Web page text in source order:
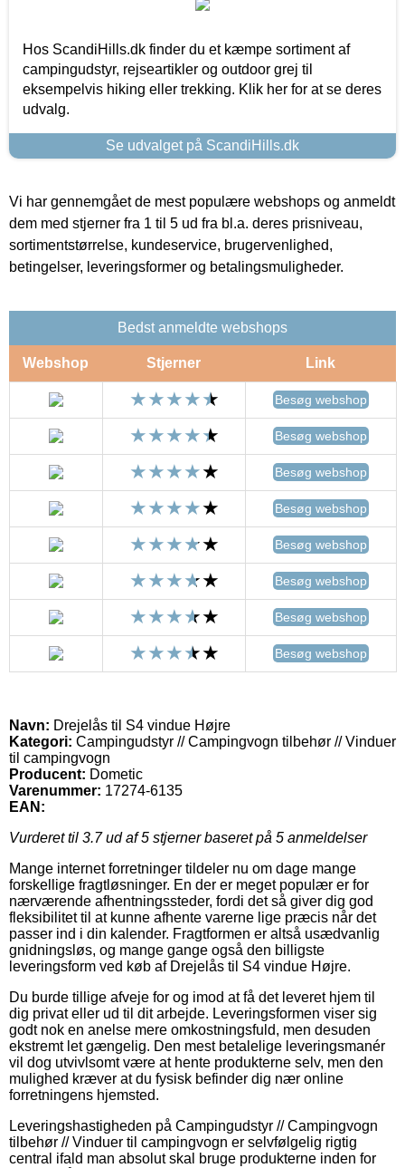
Hos ScandiHills.dk finder du et kæmpe sortiment af
campingudstyr, rejseartikler og outdoor grej til
eksempelvis hiking eller trekking. Klik her for at se deres
udvalg.
Se udvalget på ScandiHills.dk
Vi har gennemgået de mest populære webshops og anmeldt
dem med stjerner fra 1 til 5 ud fra bl.a. deres prisniveau,
sortimentstørrelse, kundeservice, brugervenlighed,
betingelser, leveringsformer og betalingsmuligheder.
Bedst anmeldte webshops
Webshop Stjerner Link
Besøg webshop
Besøg webshop
Besøg webshop
Besøg webshop
Besøg webshop
Besøg webshop
Besøg webshop
Besøg webshop
Navn: Drejelås til S4 vindue Højre
Kategori: Campingudstyr // Campingvogn tilbehør // Vinduer
til campingvogn
Producent: Dometic
Varenummer: 17274-6135
EAN:
Vurderet til 3.7ud af 5 stjerner baseret på 5 anmeldelser
Mange internet forretninger tildeler nu om dage mange
forskellige fragtløsninger. En der er meget populær er for
nærværende afhentningssteder, fordi det så giver dig god
fleksibilitet til at kunne afhente varerne lige præcis når det
passer ind i din kalender. Fragtformen er altså usædvanlig
gnidningsløs, og mange gange også den billigste
leveringsform ved køb af Drejelås til S4 vindue Højre.
Du burde tillige afveje for og imod at få det leveret hjem til
dig privat eller ud til dit arbejde. Leveringsformen viser sig
godt nok en anelse mere omkostningsfuld, men desuden
ekstremt let gængelig. Den mest betalelige leveringsmanér
vil dog utvivlsomt være at hente produkterne selv, men den
mulighed kræver at du fysisk befinder dig nær online
forretningens hjemsted.
Leveringshastigheden på Campingudstyr // Campingvogn
tilbehør // Vinduer til campingvogn er selvfølgelig rigtig
central ifald man absolut skal bruge produkterne inden for